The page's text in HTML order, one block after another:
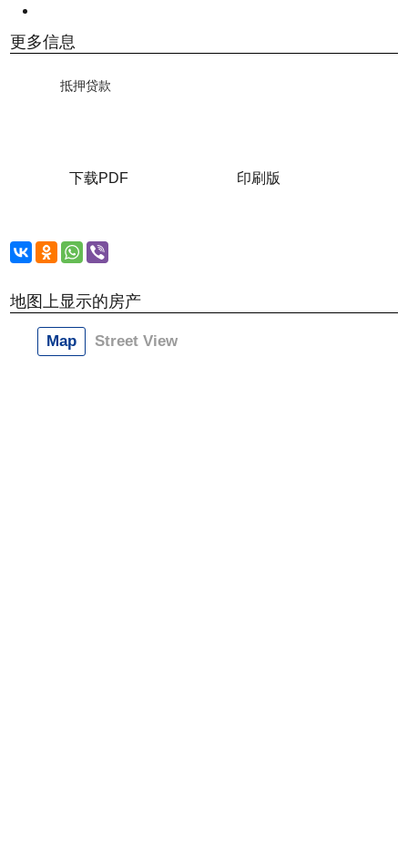
更多信息
抵押贷款
下载PDF 印刷版
地图上显示的房产
Map Street View